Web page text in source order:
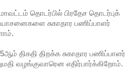
தொடர்பில் பிரதேச தொடர்புக்
சுகாதார பணிப்பாளர்
திகதி திறக்க சுகாதார பணிப்பாளர்
வழங்குவாரென எதிர்பார்க்கிறோம்.